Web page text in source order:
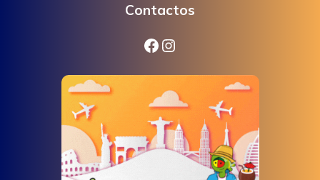
Contactos
Facebook
Instagram